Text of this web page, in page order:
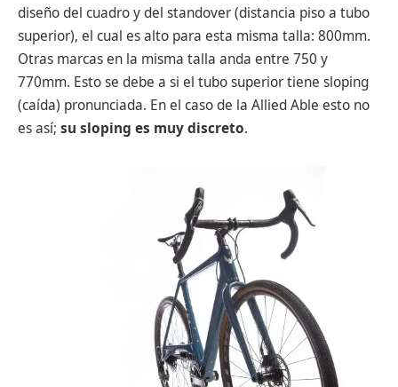
diseño del cuadro y del standover (distancia piso a tubo
superior), el cual es alto para esta misma talla: 800mm.
Otras marcas en la misma talla anda entre 750 y
770mm. Esto se debe a si el tubo superior tiene sloping
(caída) pronunciada. En el caso de la Allied Able esto no
es así; su sloping es muy discreto.